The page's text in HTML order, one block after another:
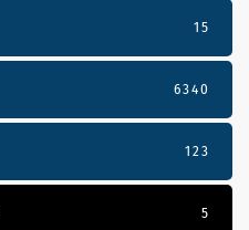
15
6340
123
5